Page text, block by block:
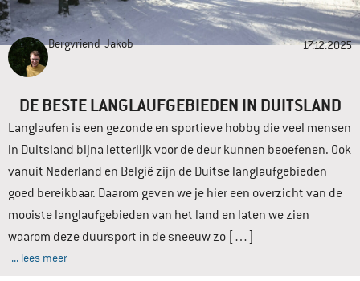
Bergvriend Jakob 17.12.2025
DE BESTE LANGLAUFGEBIEDEN IN DUITSLAND
Langlaufen is een gezonde en sportieve hobby die veel mensen
in Duitsland bijna letterlijk voor de deur kunnen beoefenen. Ook
vanuit Nederland en België zijn de Duitse langlaufgebieden
goed bereikbaar. Daarom geven we je hier een overzicht van de
mooiste langlaufgebieden van het land en laten we zien
waarom deze duursport in de sneeuw zo […]
... lees meer